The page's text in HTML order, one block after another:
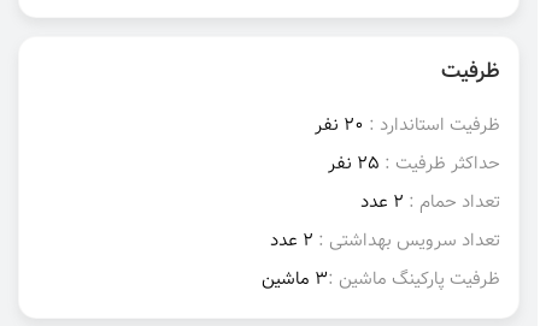
ظرفیت
ظرفیت استاندارد : 20 نفر
حداکثر ظرفیت : 25 نفر
تعداد حمام : 2 عدد
تعداد سرویس بهداشتی : 2 عدد
ظرفیت پارکینگ ماشین :3 ماشین